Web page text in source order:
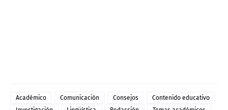
Académico Comunicación Consejos
Contenido educativo